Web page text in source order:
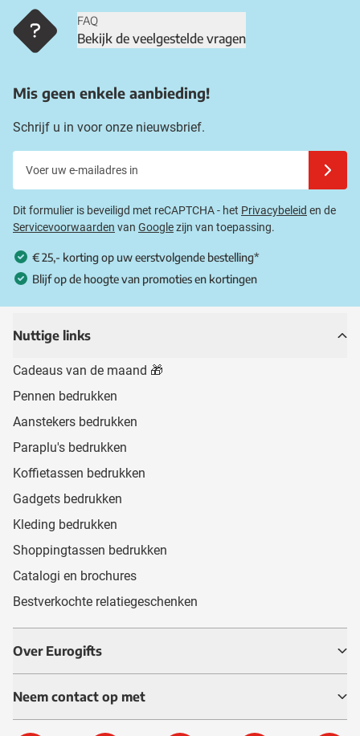
FAQ
Bekijk de veelgestelde vragen
Mis geen enkele aanbieding!
Schrijf u in voor onze nieuwsbrief.
Dit formulier is beveiligd met reCAPTCHA - het Privacybeleid en de
Servicevoorwaarden van Googlezijn van toepassing.
€ 25,- korting op uw eerstvolgende bestelling*
Blijf op de hoogte van promoties en kortingen
Nuttige links
Cadeaus van de maand 🎁
Pennen bedrukken
Aanstekers bedrukken
Paraplu's bedrukken
Koffietassen bedrukken
Gadgets bedrukken
Kleding bedrukken
Shoppingtassen bedrukken
Catalogi en brochures
Bestverkochte relatiegeschenken
Over Eurogifts
Neem contact op met